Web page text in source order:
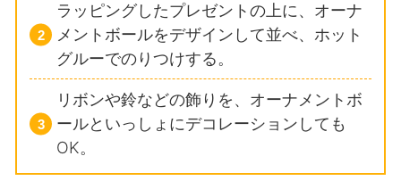
ラッピングしたプレゼントの上に、オーナ
メントボールをデザインして並べ、ホット
グルーでのりつけする。
リボンや鈴などの飾りを、オーナメントボ
ールといっしょにデコレーションしても
OK。